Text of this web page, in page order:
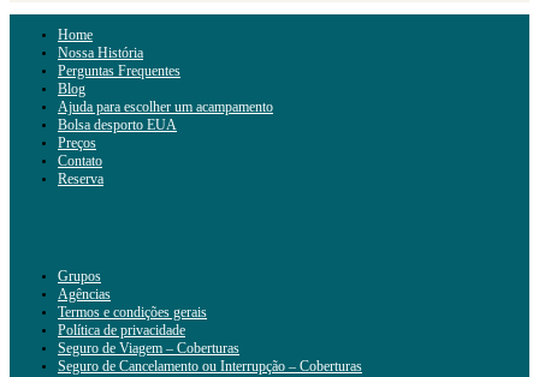
Home
Nossa História
Perguntas Frequentes
Blog
Ajuda para escolher um acampamento
Bolsa desporto EUA
Preços
Contato
Reserva
Grupos
Agências
Termos e condições gerais
Política de privacidade
Seguro de Viagem – Coberturas
Seguro de Cancelamento ou Interrupção – Coberturas